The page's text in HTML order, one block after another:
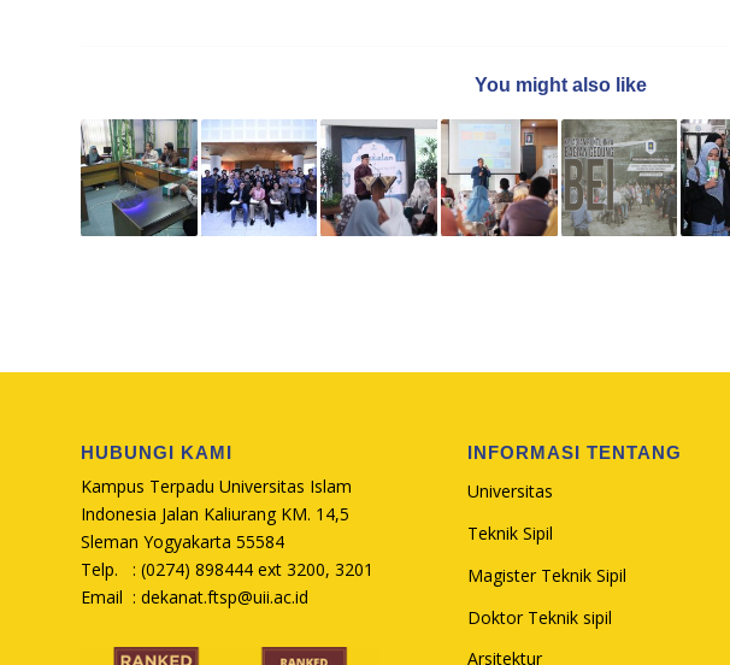
You might also like
HUBUNGI KAMI
Kampus Terpadu Universitas Islam
Indonesia Jalan Kaliurang KM. 14,5
Sleman Yogyakarta 55584
Telp. : (0274) 898444 ext 3200, 3201
Email : dekanat.ftsp@uii.ac.id
INFORMASI TENTANG
Universitas
Teknik Sipil
Magister Teknik Sipil
Doktor Teknik sipil
Arsitektur